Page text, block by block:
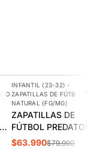
-20%
INFANTIL (23-32) -
ZAPATILLAS DE FÚTBOL
NATURAL (FG/MG)
ZAPATILLAS DE
FÚTBOL
LEAGUE FG/MG
$63.990$79.990